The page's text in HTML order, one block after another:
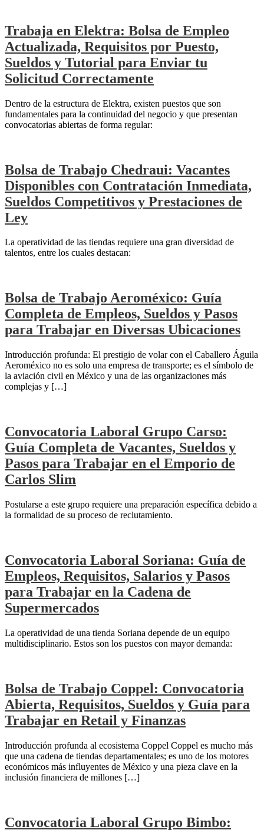
Trabaja en Elektra: Bolsa de Empleo
Actualizada, Requisitos por Puesto,
Sueldos y Tutorial para Enviar tu
Solicitud Correctamente
Dentro de la estructura de Elektra, existen puestos que son
fundamentales para la continuidad del negocio y que presentan
convocatorias abiertas de forma regular:
Bolsa de Trabajo Chedraui: Vacantes
Disponibles con Contratación Inmediata,
Sueldos Competitivos y Prestaciones de
Ley
La operatividad de las tiendas requiere una gran diversidad de
talentos, entre los cuales destacan:
Bolsa de Trabajo Aeroméxico: Guía
Completa de Empleos, Sueldos y Pasos
para Trabajar en Diversas Ubicaciones
Introducción profunda: El prestigio de volar con el Caballero Águila
Aeroméxico no es solo una empresa de transporte; es el símbolo de
la aviación civil en México y una de las organizaciones más
complejas y […]
Convocatoria Laboral Grupo Carso:
Guía Completa de Vacantes, Sueldos y
Pasos para Trabajar en el Emporio de
Carlos Slim
Postularse a este grupo requiere una preparación específica debido a
la formalidad de su proceso de reclutamiento.
Convocatoria Laboral Soriana: Guía de
Empleos, Requisitos, Salarios y Pasos
para Trabajar en la Cadena de
Supermercados
La operatividad de una tienda Soriana depende de un equipo
multidisciplinario. Estos son los puestos con mayor demanda:
Bolsa de Trabajo Coppel: Convocatoria
Abierta, Requisitos, Sueldos y Guía para
Trabajar en Retail y Finanzas
Introducción profunda al ecosistema Coppel Coppel es mucho más
que una cadena de tiendas departamentales; es uno de los motores
económicos más influyentes de México y una pieza clave en la
inclusión financiera de millones […]
Convocatoria Laboral Grupo Bimbo: